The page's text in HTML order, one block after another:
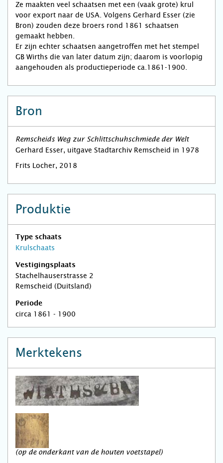
Ze maakten veel schaatsen met een (vaak grote) krul
voor export naar de USA. Volgens Gerhard Esser (zie
Bron) zouden deze broers rond 1861 schaatsen
gemaakt hebben.
Er zijn echter schaatsen aangetroffen met het stempel
GB Wirths die van later datum zijn; daarom is voorlopig
aangehouden als productieperiode ca.1861-1900.
Bron
Remscheids Weg zur Schlittschuhschmiede der Welt
Gerhard Esser, uitgave Stadtarchiv Remscheid in 1978
Frits Locher, 2018
Produktie
Type schaats
Krulschaats
Vestigingsplaats
Stachelhauserstrasse 2
Remscheid (Duitsland)
Periode
circa 1861 - 1900
Merktekens
(op de onderkant van de houten voetstapel)